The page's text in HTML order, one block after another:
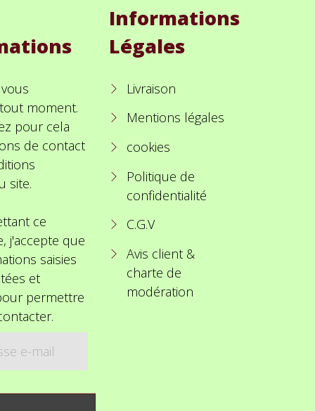
moment.
pour cela
de contact
site.
ce
j'accepte que
saisies
et
permettre
Informations
Légales
Livraison
Mentions légales
cookies
Politique de
confidentialité
C.G.V
Avis client &
charte de
modération